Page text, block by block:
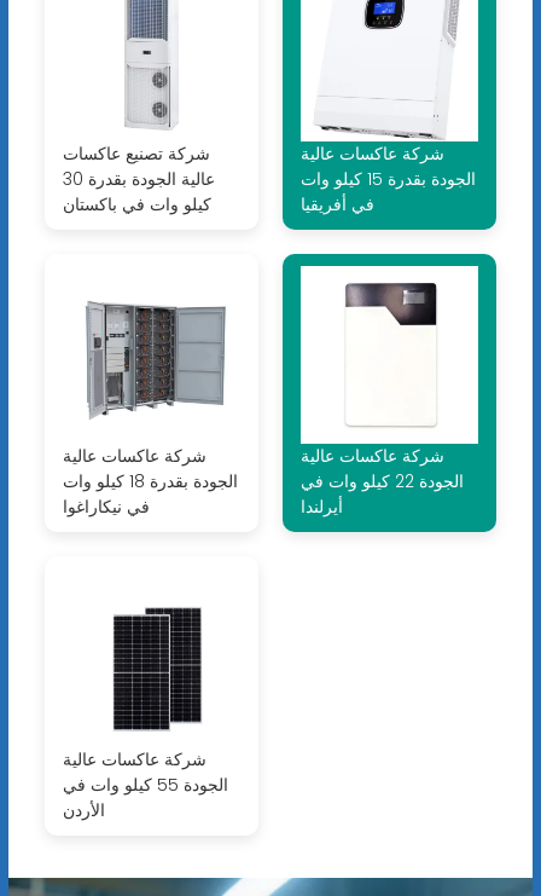
شركة تصنيع عاكسات
عالية الجودة بقدرة 30
كيلو وات في باكستان
شركة عاكسات عالية
الجودة بقدرة 15 كيلو وات
في أفريقيا
شركة عاكسات عالية
الجودة بقدرة 18 كيلو وات
في نيكاراغوا
شركة عاكسات عالية
الجودة 22 كيلو وات في
أيرلندا
شركة عاكسات عالية
الجودة 55 كيلو وات في
الأردن